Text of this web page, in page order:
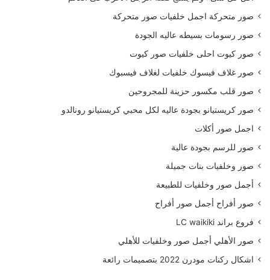
صور متحركة اجمل خلفيات صور متحركة
صور رسومات بسيطه عاليه الجودة
صور كيوت احلى خلفيات صور كيوت
صور غلاف فيسوك خلفيات لغلاف فيسبوك
صور قلب مكسور حزينة للمجروحين
صور كريستيانو بجودة عاليه لكل محبي كريستيانو رونالدو
اجمل صور أكلات
صور للرسم بجودة عالية
صور وخلفيات بنات جميلة
أجمل صور وخلفيات للطبيعة
صور أفراح أجمل صور أفراح
فروع براند LC waikiki
صور الأهلي أجمل صور وخلفيات للأهلي
اشكال ركنات مودرن 2022 بتصميمات رائعة